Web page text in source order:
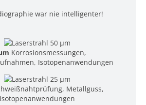
war nie intelligenter!
Korrosionsmessungen,
Isotopenanwendungen
Metallguss,
Isotopenanwendungen